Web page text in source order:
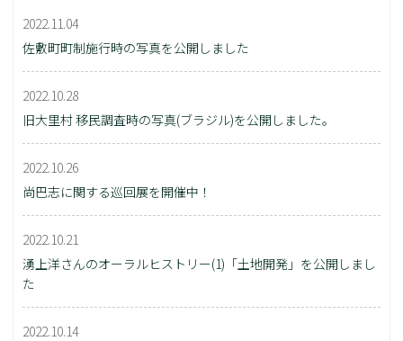
2022.11.04
佐敷町町制施行時の写真を公開しました
2022.10.28
旧大里村 移民調査時の写真(ブラジル)を公開しました。
2022.10.26
尚巴志に関する巡回展を開催中！
2022.10.21
湧上洋さんのオーラルヒストリー(1)「土地開発」を公開しまし
た
2022.10.14